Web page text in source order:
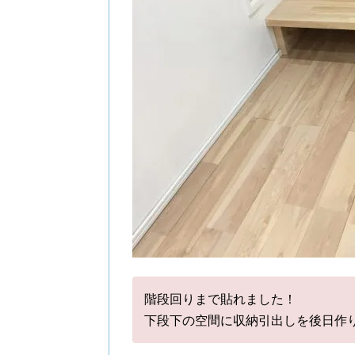
階段回りまで貼れました！
下段下の空間に収納引出しを後日作